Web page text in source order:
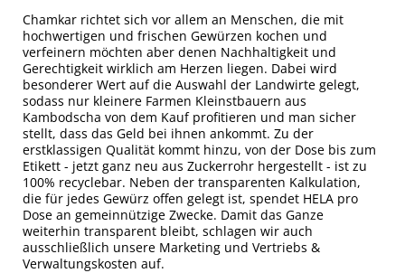
Chamkar richtet sich vor allem an Menschen, die mit
hochwertigen und frischen Gewürzen kochen und
verfeinern möchten aber denen Nachhaltigkeit und
Gerechtigkeit wirklich am Herzen liegen. Dabei wird
besonderer Wert auf die Auswahl der Landwirte gelegt,
sodass nur kleinere Farmen Kleinstbauern aus
Kambodscha von dem Kauf profitieren und man sicher
stellt, dass das Geld bei ihnen ankommt. Zu der
erstklassigen Qualität kommt hinzu, von der Dose bis zum
Etikett - jetzt ganz neu aus Zuckerrohr hergestellt - ist zu
100% recyclebar. Neben der transparenten Kalkulation,
die für jedes Gewürz offen gelegt ist, spendet HELA pro
Dose an gemeinnützige Zwecke. Damit das Ganze
weiterhin transparent bleibt, schlagen wir auch
ausschließlich unsere Marketing und Vertriebs &
Verwaltungskosten auf.